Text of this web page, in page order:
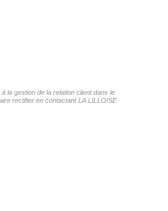
la gestion de la relation client dans le
rectifier en contactant LA LILLOISE